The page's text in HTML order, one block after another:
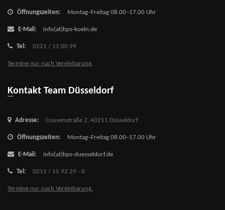
Öffnungszeiten: Montag–Freitag 08.00–17.00 Uhr
E-Mail: info(at)bps-koeln.de
Tel: 0221 / 12 00 99
Termine nur nach Vereinbarung.
Kontakt Team Düsseldorf
Adresse: Couvenstraße 2, 40211 Düsseldorf
Öffnungszeiten: Montag–Freitag 08.00–17.00 Uhr
E-Mail: info(at)bps-duesseldorf.de
Tel: 0211 / 15 92 29 - 0
Termine nur nach Vereinbarung.